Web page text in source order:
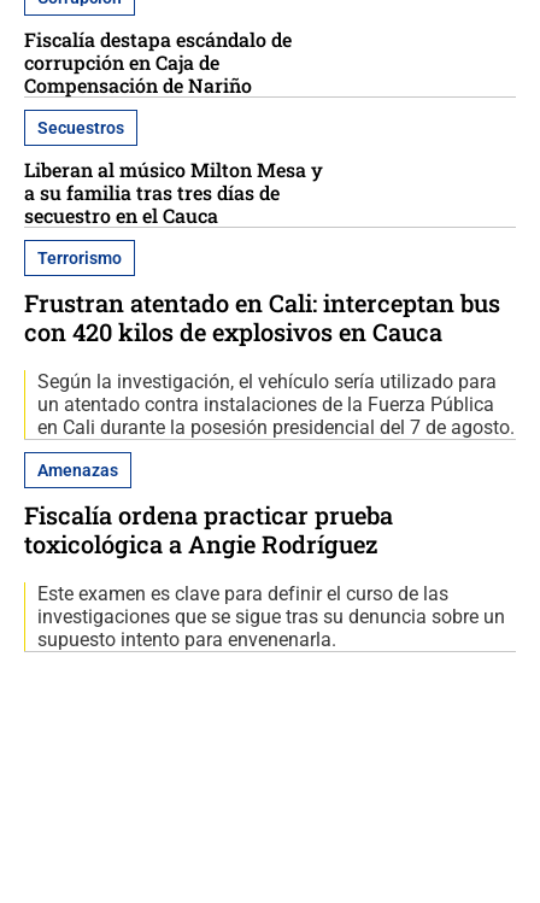
Fiscalía destapa escándalo de
corrupción en Caja de
Compensación de Nariño
Secuestros
Liberan al músico Milton Mesa y
a su familia tras tres días de
secuestro en el Cauca
Terrorismo
Frustran atentado en Cali: interceptan bus
con 420 kilos de explosivos en Cauca
Según la investigación, el vehículo sería utilizado para
un atentado contra instalaciones de la Fuerza Pública
en Cali durante la posesión presidencial del 7 de agosto.
Amenazas
Fiscalía ordena practicar prueba
toxicológica a Angie Rodríguez
Este examen es clave para definir el curso de las
investigaciones que se sigue tras su denuncia sobre un
supuesto intento para envenenarla.